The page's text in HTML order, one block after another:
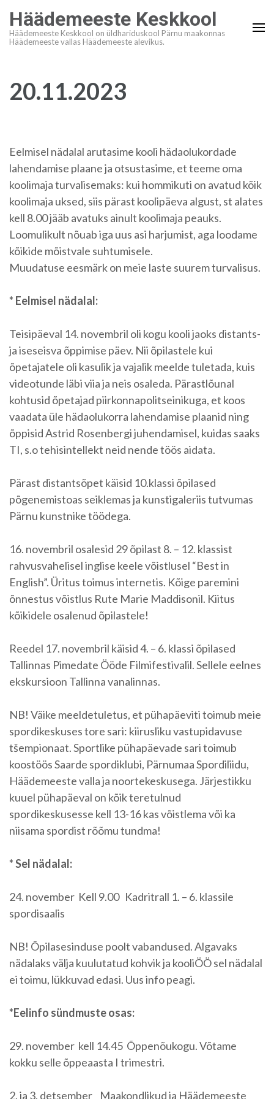
content
Häädemeeste Keskkool
Häädemeeste Keskkool on üldhariduskool Pärnu maakonnas
Häädemeeste vallas Häädemeeste alevikus.
20.11.2023
Eelmisel nädalal arutasime kooli hädaolukordade
lahendamise plaane ja otsustasime, et teeme oma
koolimaja turvalisemaks: kui hommikuti on avatud kõik
koolimaja uksed, siis pärast koolipäeva algust, st alates
kell 8.00 jääb avatuks ainult koolimaja peauks.
Loomulikult nõuab iga uus asi harjumist, aga loodame
kõikide mõistvale suhtumisele.
Muudatuse eesmärk on meie laste suurem turvalisus.
* Eelmisel nädalal:
Teisipäeval 14. novembril oli kogu kooli jaoks distants-
ja iseseisva õppimise päev. Nii õpilastele kui
õpetajatele oli kasulik ja vajalik meelde tuletada, kuis
videotunde läbi viia ja neis osaleda. Pärastlõunal
kohtusid õpetajad piirkonnapolitseinikuga, et koos
vaadata üle hädaolukorra lahendamise plaanid ning
õppisid Astrid Rosenbergi juhendamisel, kuidas saaks
TI, s.o tehisintellekt neid nende töös aidata.
Pärast distantsõpet käisid 10.klassi õpilased
põgenemistoas seiklemas ja kunstigaleriis tutvumas
Pärnu kunstnike töödega.
16. novembril osalesid 29 õpilast 8. – 12. klassist
rahvusvahelisel inglise keele võistlusel “Best in
English”. Üritus toimus internetis. Kõige paremini
õnnestus võistlus Rute Marie Maddisonil. Kiitus
kõikidele osalenud õpilastele!
Reedel 17. novembril käisid 4. – 6. klassi õpilased
Tallinnas Pimedate Ööde Filmifestivalil. Sellele eelnes
ekskursioon Tallinna vanalinnas.
NB! Väike meeldetuletus, et pühapäeviti toimub meie
spordikeskuses tore sari: kiirusliku vastupidavuse
tšempionaat. Sportlike pühapäevade sari toimub
koostöös Saarde spordiklubi, Pärnumaa Spordiliidu,
Häädemeeste valla ja noortekeskusega. Järjestikku
kuuel pühapäeval on kõik teretulnud
spordikeskusesse kell 13-16 kas võistlema või ka
niisama spordist rõõmu tundma!
* Sel nädalal:
24. november Kell 9.00 Kadritrall 1. – 6. klassile
spordisaalis
NB! Õpilasesinduse poolt vabandused. Algavaks
nädalaks välja kuulutatud kohvik ja kooliÖÖ sel nädalal
ei toimu, lükkuvad edasi. Uus info peagi.
*Eelinfo sündmuste osas:
29. november kell 14.45 Õppenõukogu. Võtame
kokku selle õppeaasta I trimestri.
2. ja 3. detsember Maakondlikud ja Häädemeeste